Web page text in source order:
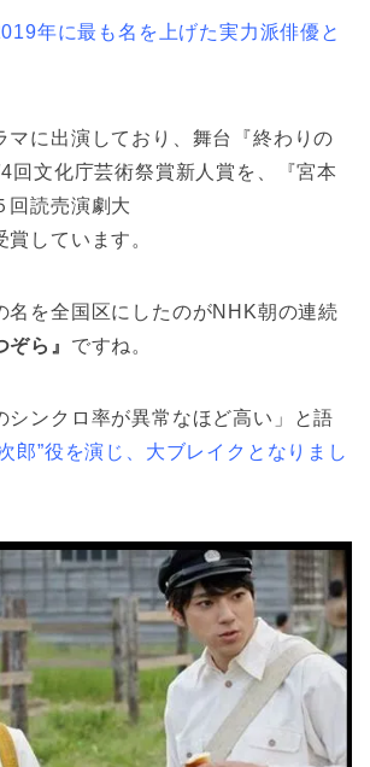
年に最も名を上げた実力派俳優と
マに出演しており、舞台『終わりの
回文化庁芸術祭賞新人賞を、『宮本
回読売演劇大
しています。
名を全国区にしたのがNHK朝の連続
ぞら』 ですね。
シンクロ率が異常なほど高い」と語
郎”役を演じ、大ブレイクとなりまし